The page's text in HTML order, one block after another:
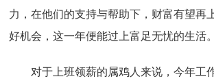
力，在他们的支持与帮助下，财富有望再
好机会，这一年便能过上富足无忧的生活。
对于上班领薪的属鸡人来说，今年工